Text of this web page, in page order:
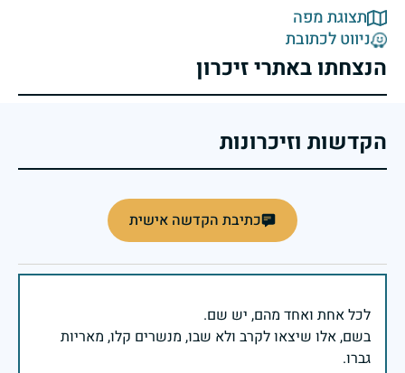
תצוגת מפה
ניווט לכתובת
הנצחתו באתרי זיכרון
הקדשות וזיכרונות
כתיבת הקדשה אישית
בשם, אלו שיצאו לקרב ולא שבו, מנשרים קלו, מאריות